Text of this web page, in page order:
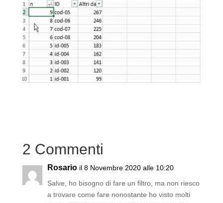
2 Commenti
Rosario il 8 Novembre 2020 alle 10:20
Salve, ho bisogno di fare un filtro, ma non riesco
a trovare come fare nonostante ho visto molti